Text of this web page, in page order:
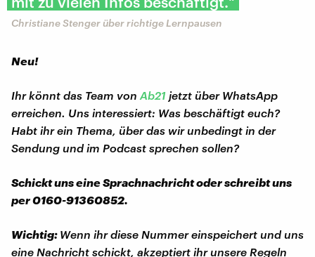
Christiane Stenger über richtige Lernpausen
Neu!
Ihr könnt das Team von Ab21 jetzt über WhatsApp
erreichen. Uns interessiert: Was beschäftigt euch?
Habt ihr ein Thema, über das wir unbedingt in der
Sendung und im Podcast sprechen sollen?
Schickt uns eine Sprachnachricht oder schreibt uns
per 0160-91360852.
Wichtig: Wenn ihr diese Nummer einspeichert und uns
eine Nachricht schickt, akzeptiert ihr unsere Regeln